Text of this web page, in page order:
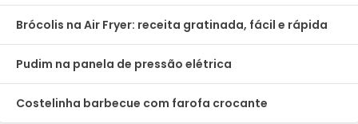
Brócolis na Air Fryer: receita gratinada, fácil e rápida
Pudim na panela de pressão elétrica
Costelinha barbecue com farofa crocante